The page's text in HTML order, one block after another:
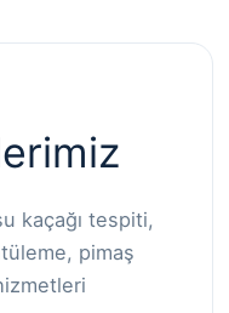
kaçağı tespiti,
pimaş